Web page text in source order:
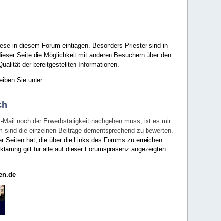
in diesem Forum eintragen. Besonders Priester sind in
Seite die Möglichkeit mit anderen Besuchern über den
der bereitgestellten Informationen.
Sie unter:
noch der Erwerbstätigkeit nachgehen muss, ist es mir
die einzelnen Beiträge dementsprechend zu bewerten.
Seiten hat, die über die Links des Forums zu erreichen
gilt für alle auf dieser Forumspräsenz angezeigten